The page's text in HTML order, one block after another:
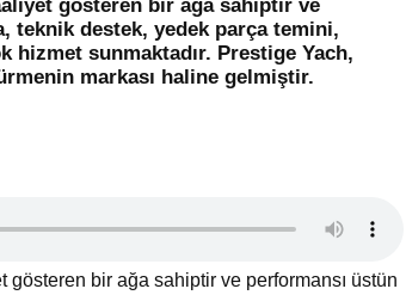
gösteren bir ağa sahiptir ve
teknik destek, yedek parça temini,
sunmaktadır. Prestige Yach,
markası haline gelmiştir.
gösteren bir ağa sahiptir ve performansı üstün